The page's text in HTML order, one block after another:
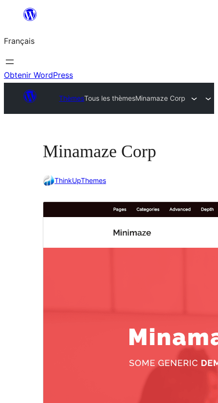
contenu
Français
Obtenir WordPress
ThèmesTous les thèmesMinamaze Corp
Minamaze Corp
ThinkUpThemes